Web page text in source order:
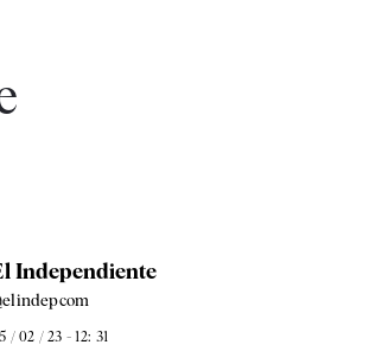
Independiente
/ 02 / 23 - 12: 31